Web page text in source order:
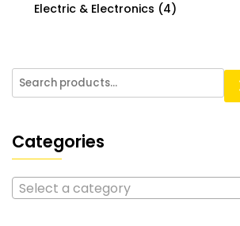
Electric & Electronics (4)
Categories
Select a category